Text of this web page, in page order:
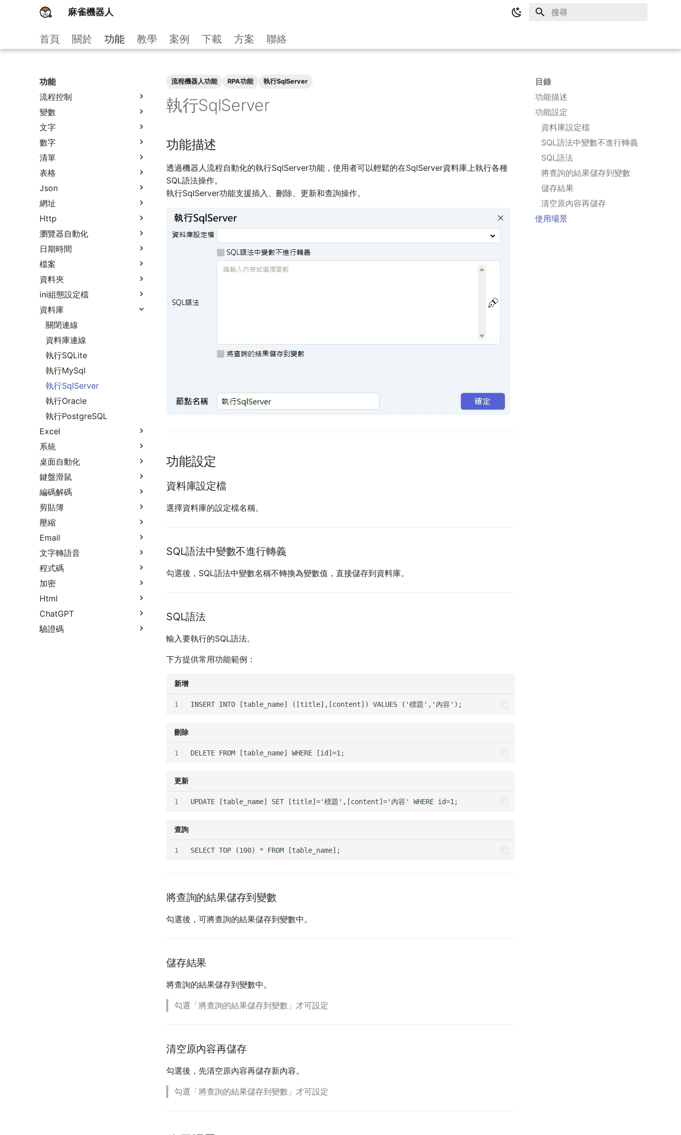
麻雀機器人
首頁 關於 功能 教學 案例 下載 方案 聯絡
功能
流程控制
變數
文字
數字
清單
表格
Json
網址
Http
瀏覽器自動化
日期時間
檔案
資料夾
ini組態設定檔
資料庫
關閉連線
資料庫連線
執行SQLite
執行MySql
執行SqlServer
執行Oracle
執行PostgreSQL
Excel
系統
桌面自動化
鍵盤滑鼠
編碼解碼
剪貼簿
壓縮
Email
文字轉語音
程式碼
加密
Html
ChatGPT
驗證碼
目錄
功能描述
功能設定
資料庫設定檔
SQL語法中變數不進行轉義
SQL語法
將查詢的結果儲存到變數
儲存結果
清空原內容再儲存
使用場景
流程機器人功能 RPA功能 執行SqlServer
執行SqlServer
功能描述
透過機器人流程自動化的執行SqlServer功能，使用者可以輕鬆的在SqlServer資料庫上執行各種
SQL語法操作。
執行SqlServer功能支援插入、刪除、更新和查詢操作。
功能設定
資料庫設定檔
選擇資料庫的設定檔名稱。
SQL語法中變數不進行轉義
勾選後，SQL語法中變數名稱不轉換為變數值，直接儲存到資料庫。
SQL語法
輸入要執行的SQL語法。
下方提供常用功能範例：
新增
刪除
更新
查詢
將查詢的結果儲存到變數
勾選後，可將查詢的結果儲存到變數中。
儲存結果
將查詢的結果儲存到變數中。
勾選「將查詢的結果儲存到變數」才可設定
清空原內容再儲存
勾選後，先清空原內容再儲存新內容。
勾選「將查詢的結果儲存到變數」才可設定